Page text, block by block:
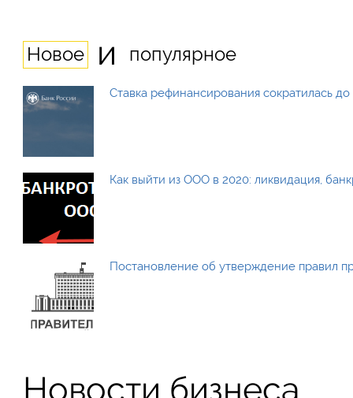
Новое и популярное
Ставка рефинансирования сократилась
Как выйти из ООО в 2020: ликвидация,
Постановление об утверждение правил
Новости бизнеса